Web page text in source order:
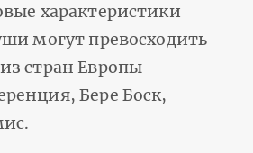
характеристики
могут превосходить
стран Европы -
Бере Боск,